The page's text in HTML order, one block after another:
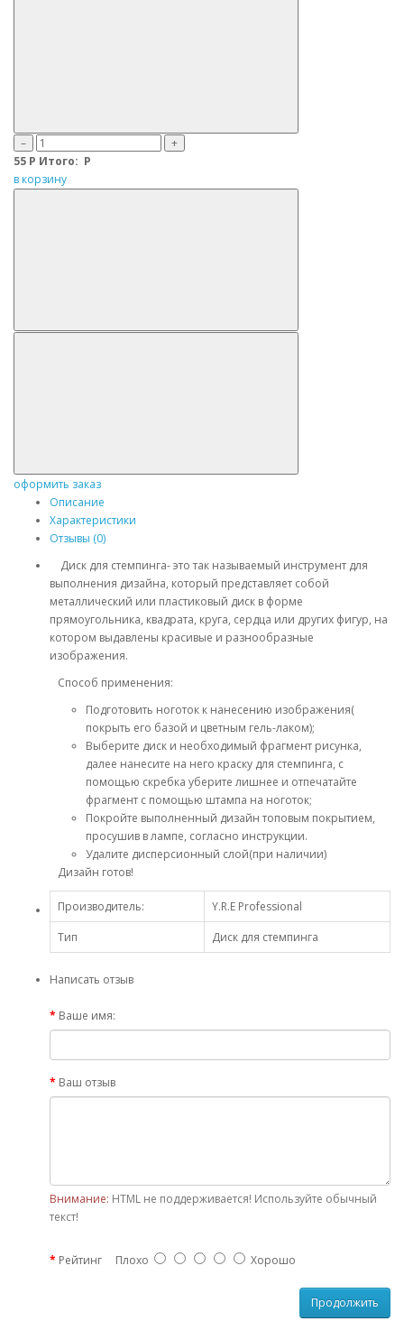
–
+
55 Р Итого: Р
в корзину
оформить заказ
Описание
Характеристики
Отзывы (0)
Диск для стемпинга- это так называемый инструмент для
выполнения дизайна, который представляет собой
металлический или пластиковый диск в форме
прямоугольника, квадрата, круга, сердца или других фигур, на
котором выдавлены красивые и разнообразные
изображения.
Способ применения:
Подготовить ноготок к нанесению изображения(
покрыть его базой и цветным гель-лаком);
Выберите диск и необходимый фрагмент рисунка,
далее нанесите на него краску для стемпинга, с
помощью скребка уберите лишнее и отпечатайте
фрагмент с помощью штампа на ноготок;
Покройте выполненный дизайн топовым покрытием,
просушив в лампе, согласно инструкции.
Удалите дисперсионный слой(при наличии)
Дизайн готов!
Производитель:
Y.R.E Professional
Тип
Диск для стемпинга
Написать отзыв
Ваше имя:
Ваш отзыв
Внимание: HTML не поддерживается! Используйте обычный
текст!
Рейтинг Плохо Хорошо
Продолжить